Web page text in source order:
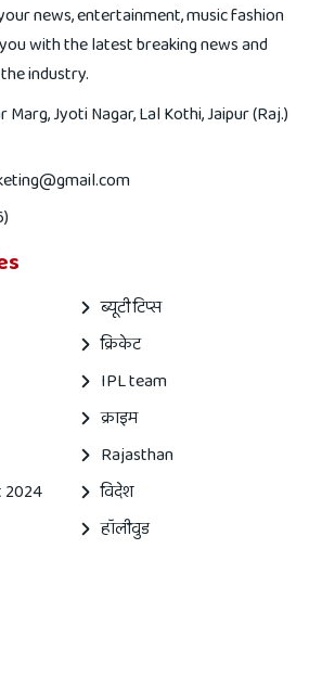
news, entertainment, music fashion
with the latest breaking news and
industry.
Marg, Jyoti Nagar, Lal Kothi, Jaipur (Raj.)
ब्यूटी टिप्स
क्रिकेट
IPL team
क्राइम
Rajasthan
2024
विदेश
हॉलीवुड